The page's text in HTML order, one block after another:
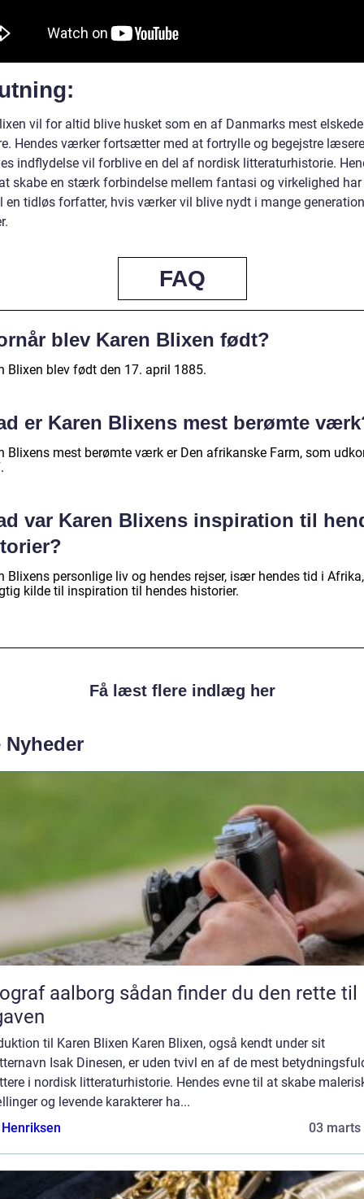
vil for altid blive husket som en af Danmarks mest elskede
Hendes værker fortsætter med at fortrylle og begejstre
indflydelse vil forblive en del af nordisk litteraturhistorie.
skabe en stærk forbindelse mellem fantasi og virkelighed
en tidløs forfatter, hvis værker vil blive nydt i mange
FAQ
blev Karen Blixen født?
Blixen blev født den 17. april 1885.
er Karen Blixens mest berømte
Blixens mest berømte værk er Den afrikanske Farm, som
var Karen Blixens inspiration til
Blixens personlige liv og hendes rejser, især hendes tid i
kilde til inspiration til hendes historier.
Få læst flere indlæg her
Nyheder
sådan finder du den rette til
til Karen Blixen Karen Blixen, også kendt under sit
Isak Dinesen, er uden tvivl en af de mest
i nordisk litteraturhistorie. Hendes evne til at skabe
og levende karakterer ha...
03 marts